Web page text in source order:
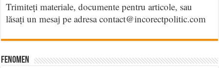
Trimiteți materiale, documente pentru articole, sau
lăsați un mesaj pe adresa contact@incorectpolitic.com
Fenomen